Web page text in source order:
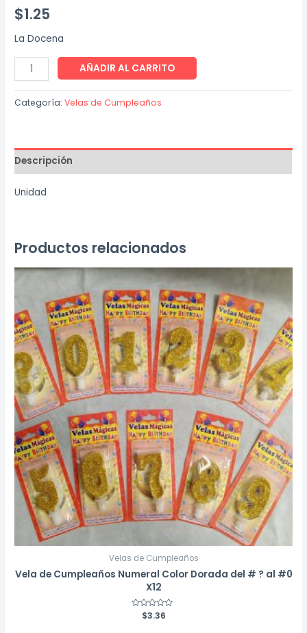
$1.25
La Docena
Vela
Letras
Happy
AÑADIR AL CARRITO
Categoría:Velas de Cumpleaños
Descripción
Unidad
Productos relacionados
Velas de Cumpleaños
Vela de Cumpleaños Numeral Color Dorada del # ? al #0
X12
Valorado
con$3.36